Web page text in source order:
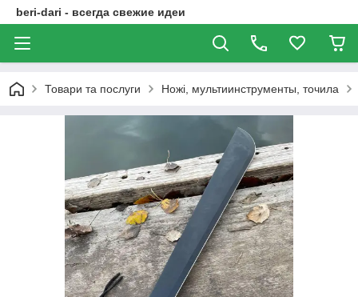
beri-dari - всегда свежие идеи
Товари та послуги Ножі, мультиинструменты, точила